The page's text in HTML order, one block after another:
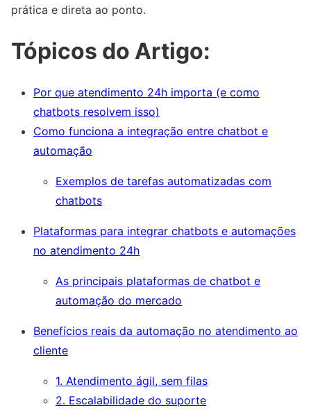
prática e direta ao ponto.
Tópicos do Artigo:
Por que atendimento 24h importa (e como
chatbots resolvem isso)
Como funciona a integração entre chatbot e
automação
Exemplos de tarefas automatizadas com
chatbots
Plataformas para integrar chatbots e automações
no atendimento 24h
As principais plataformas de chatbot e
automação do mercado
Benefícios reais da automação no atendimento ao
cliente
1. Atendimento ágil, sem filas
2. Escalabilidade do suporte